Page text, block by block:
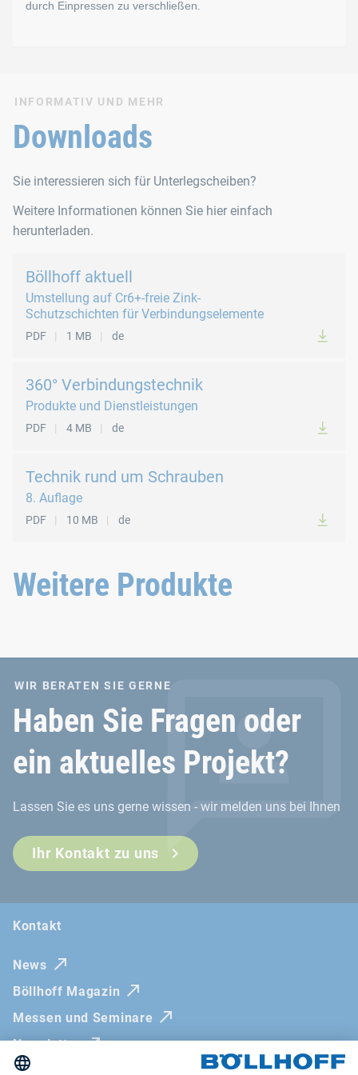
DIN 1052
DIN 440 R ähnlich ISO 7094
DIN 9021 ähnlich ISO 7093
durch Einpressen zu verschließen.
Verschlussscheiben werden verwendet, um Bohrungen
Normen
DIN 470
INFORMATIV UND MEHR
Downloads
Sie interessieren sich für Unterlegscheiben?
Weitere Informationen können Sie hier einfach
herunterladen.
Böllhoff aktuell
Umstellung auf Cr6+-freie Zink-
Schutzschichten für Verbindungselemente
PDF 1 MB de
360° Verbindungstechnik
Produkte und Dienstleistungen
PDF 4 MB de
Technik rund um Schrauben
8. Auflage
PDF 10 MB de
Weitere Produkte
WIR BERATEN SIE GERNE
Haben Sie Fragen oder
ein aktuelles Projekt?
Lassen Sie es uns gerne wissen - wir melden uns bei Ihnen
Ihr Kontakt zu uns
Kontakt
News
Böllhoff Magazin
Messen und Seminare
Newsletter